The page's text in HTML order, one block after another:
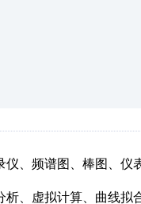
、频谱图、棒图、
、虚拟计算、曲线拟